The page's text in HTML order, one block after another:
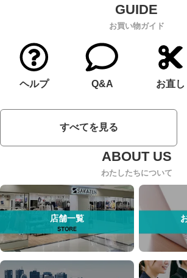
お買い物ガイド
ヘルプ Q&A お直し
すべてを見る
わたしたちについて
店舗一覧